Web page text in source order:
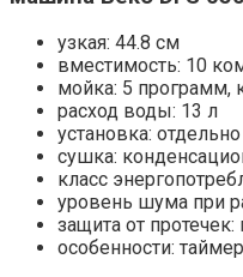
узкая: 44.8 см
вместимость: 10
мойка: 5 программ,
расход воды: 13 л
установка:
сушка:
класс
уровень шума при
защита от протечек:
особенности: